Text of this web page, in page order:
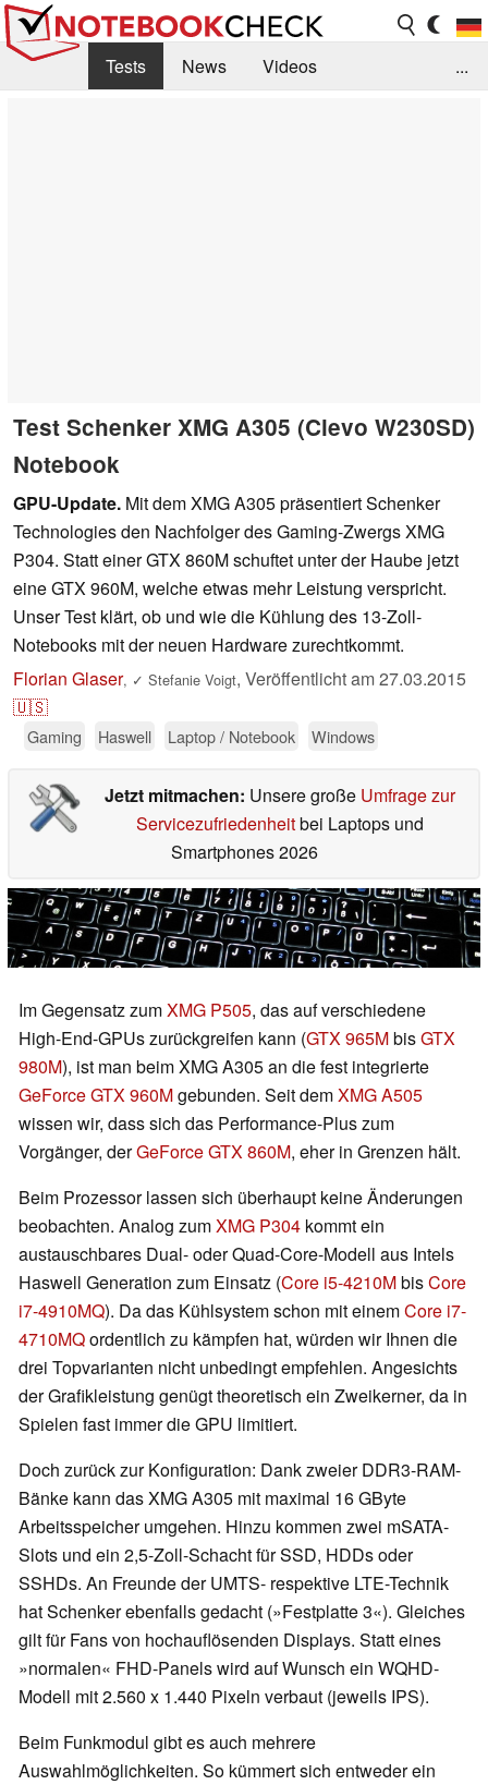
Tests News
Videos
...
Test Schenker XMG A305 (Clevo W230SD)
Notebook
GPU-Update. Mit dem XMG A305 präsentiert Schenker
Technologies den Nachfolger des Gaming-Zwergs XMG
P304. Statt einer GTX 860M schuftet unter der Haube jetzt
eine GTX 960M, welche etwas mehr Leistung verspricht.
Unser Test klärt, ob und wie die Kühlung des 13-Zoll-
Notebooks mit der neuen Hardware zurechtkommt.
Florian Glaser, ✓ Stefanie Voigt, Veröffentlicht am27.03.2015
🇺🇸
Gaming Haswell Laptop / Notebook Windows
Jetzt mitmachen: Unsere große Umfrage zur
Servicezufriedenheitbei Laptops und
Smartphones 2026
Im Gegensatz zumXMG P505, das auf verschiedene
High-End-GPUs zurückgreifen kann (GTX 965MbisGTX
980M), ist man beim XMG A305 an die fest integrierte
GeForce GTX 960Mgebunden. Seit demXMG A505
wissen wir, dass sich das Performance-Plus zum
Vorgänger, derGeForce GTX 860M, eher in Grenzen hält.
Beim Prozessor lassen sich überhaupt keine Änderungen
beobachten. Analog zumXMG P304 kommt ein
austauschbares Dual- oder Quad-Core-Modell aus Intels
Haswell Generation zum Einsatz (Core i5-4210MbisCore
i7-4910MQ). Da das Kühlsystem schon mit einemCore i7-
4710MQordentlich zu kämpfen hat, würden wir Ihnen die
drei Topvarianten nicht unbedingt empfehlen. Angesichts
der Grafikleistung genügt theoretisch ein Zweikerner, da in
Spielen fast immer die GPU limitiert.
Doch zurück zur Konfiguration: Dank zweier DDR3-RAM-
Bänke kann das XMG A305 mit maximal 16 GByte
Arbeitsspeicher umgehen. Hinzu kommen zwei mSATA-
Slots und ein 2,5-Zoll-Schacht für SSD, HDDs oder
SSHDs. An Freunde der UMTS- respektive LTE-Technik
hat Schenker ebenfalls gedacht (»Festplatte 3«). Gleiches
gilt für Fans von hochauflösenden Displays. Statt eines
»normalen« FHD-Panels wird auf Wunsch ein WQHD-
Modell mit 2.560 x 1.440 Pixeln verbaut (jeweils IPS).
Beim Funkmodul gibt es auch mehrere
Auswahlmöglichkeiten. So kümmert sich entweder ein